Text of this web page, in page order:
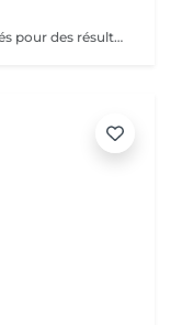
Soins Haute Technologie Des soins avancés pour des résultats visibles et durables. - Microdermabrasion + Ultrasons (60min) Exfolie, lisse et booste le renouvellement cellulaire pour un teint éclatant. - Microdermabrasion + Ultrasons (20 min) Soin express pour entretenir la peau entre deux séances ou en cure.